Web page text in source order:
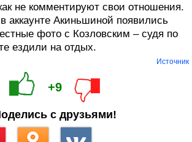
не комментируют свои отношения.
аккаунте Акиньшиной появились
фото с Козловским – судя по
ездили на отдых.
Источник
+9
с друзьями!